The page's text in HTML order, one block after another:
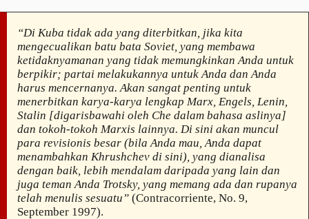
“Di Kuba tidak ada yang diterbitkan, jika kita
mengecualikan batu bata Soviet, yang membawa
ketidaknyamanan yang tidak memungkinkan Anda untuk
berpikir; partai melakukannya untuk Anda dan Anda
harus mencernanya. Akan sangat penting untuk
menerbitkan karya-karya lengkap Marx, Engels, Lenin,
Stalin [digarisbawahi oleh Che dalam bahasa aslinya]
dan tokoh-tokoh Marxis lainnya. Di sini akan muncul
para revisionis besar (bila Anda mau, Anda dapat
menambahkan Khrushchev di sini), yang dianalisa
dengan baik, lebih mendalam daripada yang lain dan
juga teman Anda Trotsky, yang memang ada dan rupanya
telah menulis sesuatu” (Contracorriente, No. 9,
September 1997).